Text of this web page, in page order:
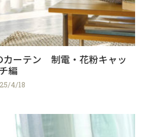
カーテン 制電・花粉キャッ
チ編
4/18